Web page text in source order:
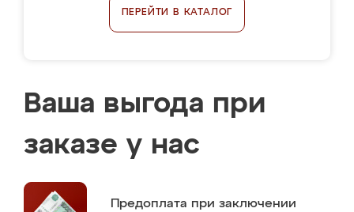
ПЕРЕЙТИ В КАТАЛОГ
Ваша выгода при
заказе у нас
Предоплата при заключении